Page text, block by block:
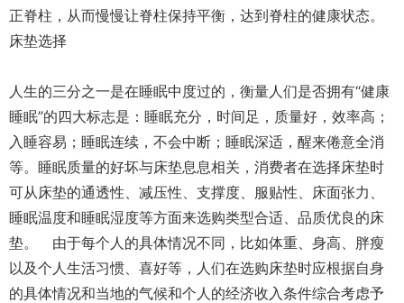
正脊柱，从而慢慢让脊柱保持平衡，达到脊柱的健康状态。
床垫选择
人生的三分之一是在睡眠中度过的，衡量人们是否拥有“健康
睡眠”的四大标志是：睡眠充分，时间足，质量好，效率高；
入睡容易；睡眠连续，不会中断；睡眠深适，醒来倦意全消
等。睡眠质量的好坏与床垫息息相关，消费者在选择床垫时
可从床垫的通透性、减压性、支撑度、服贴性、床面张力、
睡眠温度和睡眠湿度等方面来选购类型合适、品质优良的床
垫。 由于每个人的具体情况不同，比如体重、身高、胖瘦
以及个人生活习惯、喜好等，人们在选购床垫时应根据自身
的具体情况和当地的气候和个人的经济收入条件综合考虑予